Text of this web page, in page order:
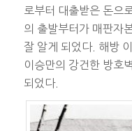
로부터 대출받은 돈으
의 출발부터가 매판자
잘 알게 되었다. 해방
이승만의 강건한 방호
되었다.